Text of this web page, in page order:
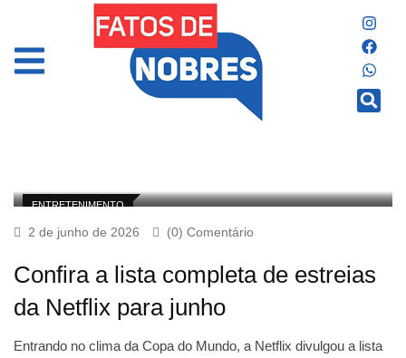
ENTRETENIMENTO
2 de junho de 2026 (0) Comentário
Confira a lista completa de estreias
da Netflix para junho
Entrando no clima da Copa do Mundo, a Netflix divulgou a lista